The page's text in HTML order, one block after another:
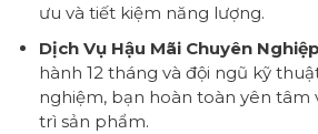
ưu và tiết kiệm năng lượng.
Dịch Vụ Hậu Mãi Chuyên
hành 12 tháng và đội ngũ kỹ
nghiệm, bạn hoàn toàn yên tâm
trì sản phẩm.